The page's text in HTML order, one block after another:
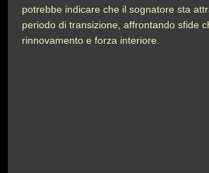
potrebbe indicare che il sognatore sta
periodo di transizione, affrontando sfide
rinnovamento e forza interiore.